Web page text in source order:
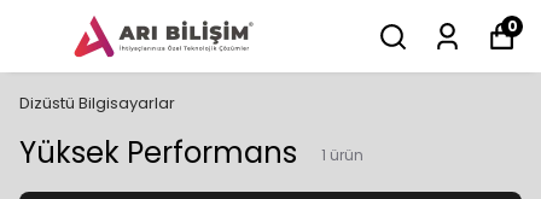
0
Dizüstü Bilgisayarlar
Yüksek Performans 1 ürün